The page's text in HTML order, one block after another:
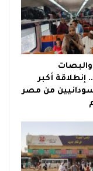
والبصات
إنطلاقة أكبر
من مصر